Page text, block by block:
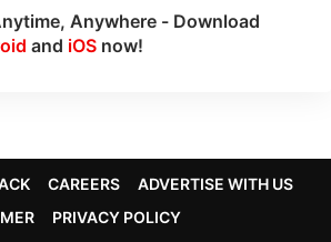
Anywhere - Download
and iOS now!
CAREERS
ADVERTISE WITH US
PRIVACY POLICY